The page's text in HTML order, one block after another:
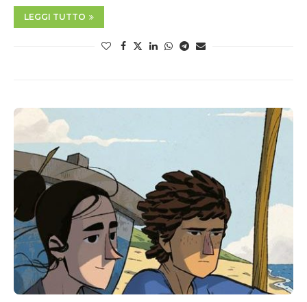
LEGGI TUTTO